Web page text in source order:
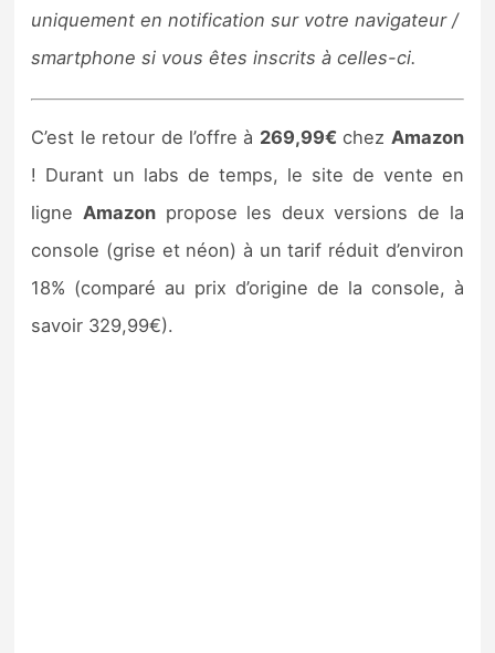
Autres tests
Previews
Précommandes
Précommandes jeux Switch 2
Sorties de jeux
Bons plans
uniquement en notification sur votre navigateur /
smartphone si vous êtes inscrits à celles-ci.
C’est le retour de l’offre à 269,99€chez Amazon
! Durant un labs de temps, le site de vente en
ligne Amazonpropose les deux versions de la
console (grise et néon) à un tarif réduit d’environ
18% (comparé au prix d’origine de la console, à
savoir 329,99€).